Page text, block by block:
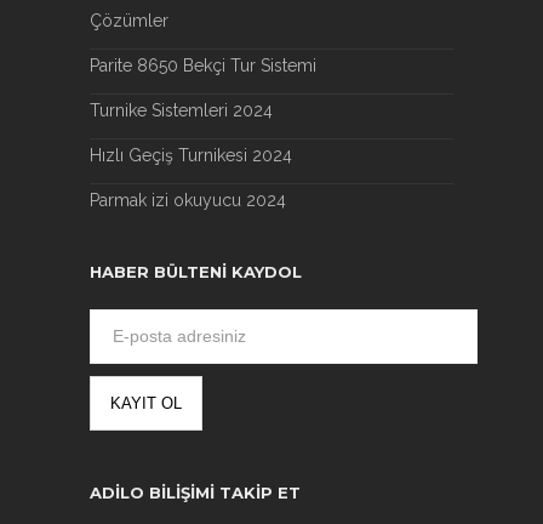
Çözümler
Parite 8650 Bekçi Tur Sistemi
Turnike Sistemleri 2024
Hızlı Geçiş Turnikesi 2024
Parmak izi okuyucu 2024
HABER BÜLTENI KAYDOL
ADILO BILIŞIMI TAKIP ET